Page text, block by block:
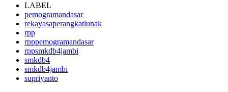
LABEL
pemogramandasar
rekayasaperangkatlunak
rpp
rpppemogramandasar
rppsmkdb4jambi
smkdb4
smkdb4jambi
supriyanto